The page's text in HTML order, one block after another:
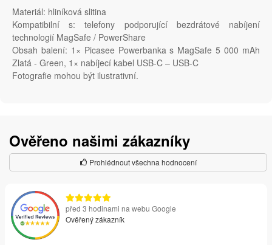
Materiál: hliníková slitina
Kompatibilní s: telefony podporující bezdrátové nabíjení
technologií MagSafe / PowerShare
Obsah balení: 1× Picasee Powerbanka s MagSafe 5 000 mAh
Zlatá - Green, 1× nabíjecí kabel USB-C – USB-C
Fotografie mohou být ilustrativní.
Ověřeno našimi zákazníky
Prohlédnout všechna hodnocení
před 3 hodinami na webu Google
Ověřený zákazník